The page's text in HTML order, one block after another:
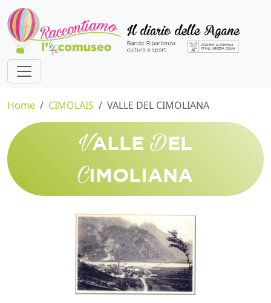
Home CIMOLAIS VALLE DEL CIMOLIANA
VALLE D EL
CIMOLIANA